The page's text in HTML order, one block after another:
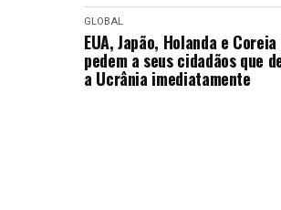
GLOBAL
EUA, Japão, Holanda e
pedem a seus cidadãos que
a Ucrânia imediatamente